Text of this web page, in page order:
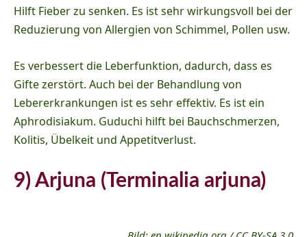
Hilft Fieber zu senken. Es ist sehr wirkungsvoll bei der
Reduzierung von Allergien von Schimmel, Pollen usw.
Es verbessert die Leberfunktion, dadurch, dass es
Gifte zerstört. Auch bei der Behandlung von
Lebererkrankungen ist es sehr effektiv. Es ist ein
Aphrodisiakum. Guduchi hilft bei Bauchschmerzen,
Kolitis, Übelkeit und Appetitverlust.
9) Arjuna (Terminalia arjuna)